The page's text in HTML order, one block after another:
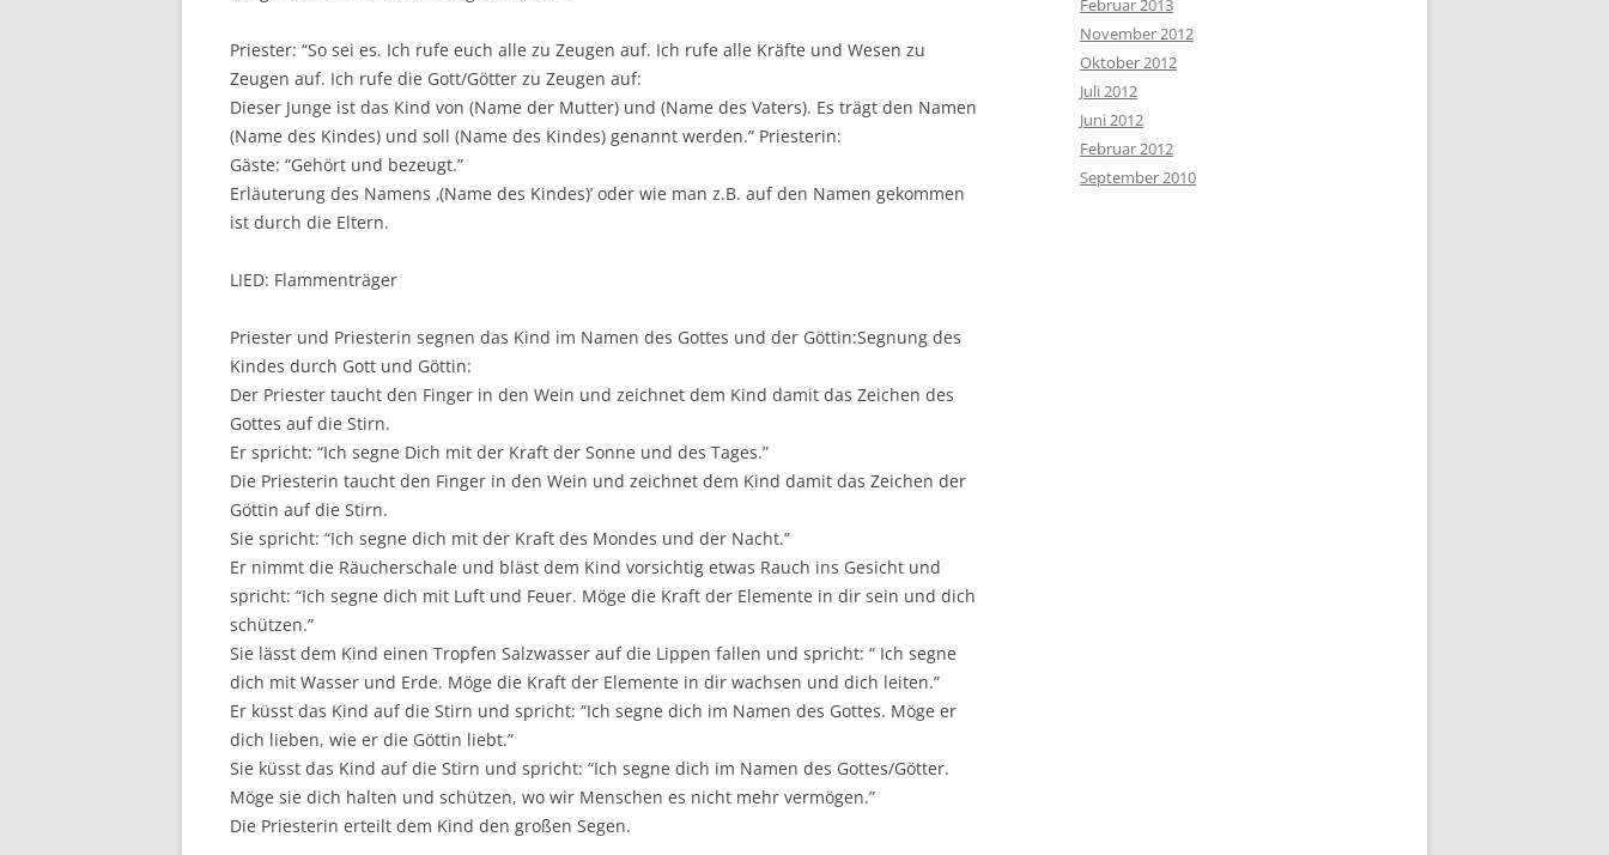
Priester: “So sei es. Ich rufe euch alle zu Zeugen auf. Ich rufe alle Kräfte und Wesen zu
Zeugen auf. Ich rufe die Gott/Götter zu Zeugen auf:
Dieser Junge ist das Kind von (Name der Mutter) und (Name des Vaters). Es trägt den Namen
(Name des Kindes) und soll (Name des Kindes) genannt werden.” Priesterin:
Gäste: “Gehört und bezeugt.”
Erläuterung des Namens ‚(Name des Kindes)’ oder wie man z.B. auf den Namen gekommen
ist durch die Eltern.
LIED: Flammenträger
Priester und Priesterin segnen das Kind im Namen des Gottes und der Göttin:Segnung des
Kindes durch Gott und Göttin:
Der Priester taucht den Finger in den Wein und zeichnet dem Kind damit das Zeichen des
Gottes auf die Stirn.
Er spricht: “Ich segne Dich mit der Kraft der Sonne und des Tages.”
Die Priesterin taucht den Finger in den Wein und zeichnet dem Kind damit das Zeichen der
Göttin auf die Stirn.
Sie spricht: “Ich segne dich mit der Kraft des Mondes und der Nacht.”
Er nimmt die Räucherschale und bläst dem Kind vorsichtig etwas Rauch ins Gesicht und
spricht: “Ich segne dich mit Luft und Feuer. Möge die Kraft der Elemente in dir sein und dich
schützen.”
Sie lässt dem Kind einen Tropfen Salzwasser auf die Lippen fallen und spricht: “ Ich segne
dich mit Wasser und Erde. Möge die Kraft der Elemente in dir wachsen und dich leiten.”
Er küsst das Kind auf die Stirn und spricht: “Ich segne dich im Namen des Gottes. Möge er
dich lieben, wie er die Göttin liebt.”
Sie küsst das Kind auf die Stirn und spricht: “Ich segne dich im Namen des Gottes/Götter.
Möge sie dich halten und schützen, wo wir Menschen es nicht mehr vermögen.”
Die Priesterin erteilt dem Kind den großen Segen.
Februar 2013
November 2012
Oktober 2012
Juli 2012
Juni 2012
Februar 2012
September 2010